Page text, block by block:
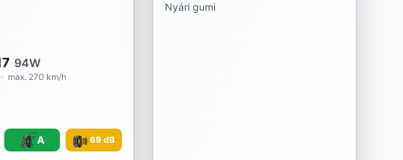
94W
· max. 270 km/h
A 69 dB
Nyári gumi